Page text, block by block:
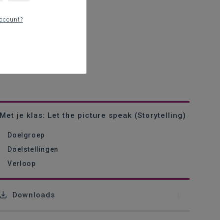
Met je klas: Let the picture speak (Storytelling)
Doelgroep
Doelstellingen
Verloop
Downloads